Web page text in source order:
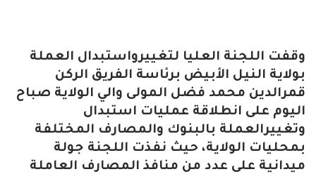
وقفت اللجنة العليا لتغييرواستبدال العملة
بولاية النيل الأبيض برئاسة الفريق الركن
قمرالدين محمد فضل المولى والي الولاية صباح
اليوم على انطلاقة عمليات استبدال
وتغييرالعملة بالبنوك والمصارف المختلفة
بمحليات الولاية، حيث نفذت اللجنة جولة
ميدانية على عدد من منافذ المصارف العاملة